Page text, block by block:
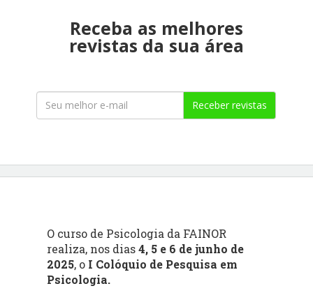
Receba as melhores
revistas da sua área
Receber revistas
O curso de Psicologia da FAINOR
realiza, nos dias4, 5 e 6 de junho de
2025, o I Colóquio de Pesquisa em
Psicologia.